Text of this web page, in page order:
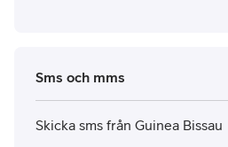
Sms och mms
Skicka sms från Guinea Bissau